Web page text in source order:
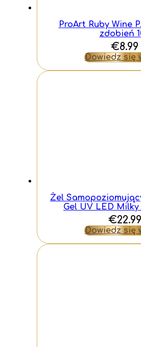
ProArt Ruby Wine
zdobień
€8.99
Dowiedz się
Żel
Gel UV LED Milky
€22.99
Dowiedz się